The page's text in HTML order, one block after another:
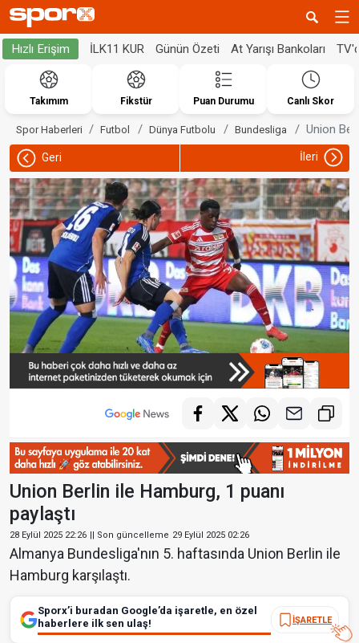
Hızlı Erişim İLK11 KUR Günün Özeti At Yarışı Bankoları
Takımım Fikstür Puan Durumu Canlı Skor
Spor Haberleri Futbol Dünya Futbolu Bundesliga Union
Geri İleri
Union Berlin ile Hamburg, 1 puanı
paylaştı
28 Eylül 2025 22:26 || Son güncelleme 29 Eylül 2025 02:26
Almanya Bundesliga'nın 5. haftasında Union Berlin ile
Hamburg karşılaştı.
Sporx’i buradan Google’da işaretle, en özel
haberlere ilk sen ulaş!
İŞARETLE